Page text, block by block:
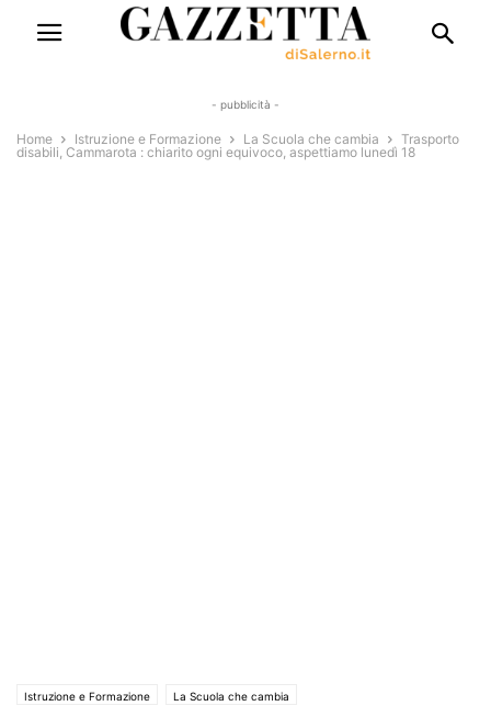
- pubblicità -
Home Istruzione e Formazione La Scuola che cambia
Trasporto
disabili, Cammarota : chiarito ogni equivoco, aspettiamo lunedì 18
Istruzione e Formazione La Scuola che cambia